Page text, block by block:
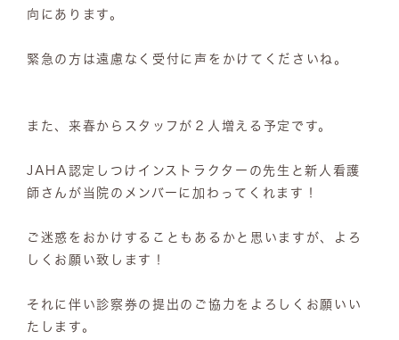
向にあります。
緊急の方は遠慮なく受付に声をかけてくださいね。
また、来春からスタッフが２人増える予定です。
JAHA認定しつけインストラクターの先生と新人看護
師さんが当院のメンバーに加わってくれます！
ご迷惑をおかけすることもあるかと思いますが、よろ
しくお願い致します！
それに伴い診察券の提出のご協力をよろしくお願いい
たします。